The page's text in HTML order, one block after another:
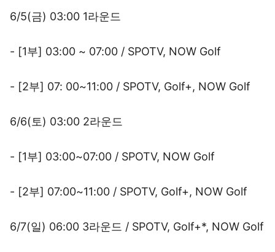
6/5(금) 03:00 1라운드
- [1부] 03:00 ~ 07:00 / SPOTV, NOW Golf
- [2부] 07: 00~11:00 / SPOTV, Golf+, NOW Golf
6/6(토) 03:00 2라운드
- [1부] 03:00~07:00 / SPOTV, NOW Golf
- [2부] 07:00~11:00 / SPOTV, Golf+, NOW Golf
6/7(일) 06:00 3라운드 / SPOTV, Golf+*, NOW Golf